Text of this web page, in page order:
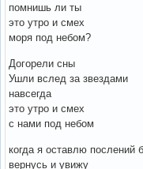
помнишь ли ты
это утро и смех
моря под небом?
Догорели сны
Ушли вслед за звездами
навсегда
это утро и смех
с нами под небом
когда я оставлю послений
вернусь и увижу